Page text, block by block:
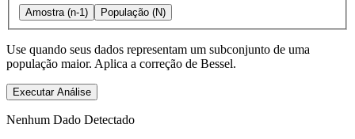
Amostra (n-1) População (N)
Use quando seus dados representam um subconjunto de uma
população maior. Aplica a correção de Bessel.
Executar Análise
Nenhum Dado Detectado